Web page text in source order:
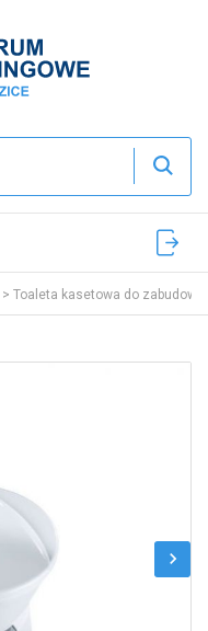
> Toaleta kasetowa do zabudowy
chevron_right